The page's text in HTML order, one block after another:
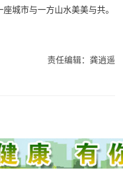
城市与一方山水美美与共。
责任编辑：龚逍遥